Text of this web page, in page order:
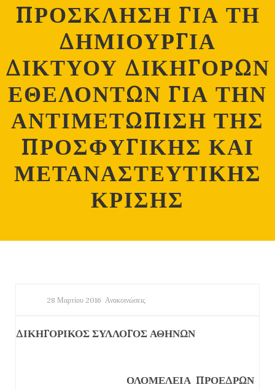
ΠΡΟΣΚΛΗΣΗ ΓΙΑ ΤΗ
ΔΗΜΙΟΥΡΓΙΑ
ΔΙΚΤΥΟΥ ΔΙΚΗΓΟΡΩΝ
ΕΘΕΛΟΝΤΩΝ ΓΙΑ ΤΗΝ
ΑΝΤΙΜΕΤΩΠΙΣΗ ΤΗΣ
ΠΡΟΣΦΥΓΙΚΗΣ ΚΑΙ
ΜΕΤΑΝΑΣΤΕΥΤΙΚΗΣ
ΚΡΙΣΗΣ
28 Μαρτίου 2016 Ανακοινώσεις
ΔΙΚΗΓΟΡΙΚΟΣ ΣΥΛΛΟΓΟΣ ΑΘΗΝΩΝ
ΟΛΟΜΕΛΕΙΑ ΠΡΟΕΔΡΩΝ